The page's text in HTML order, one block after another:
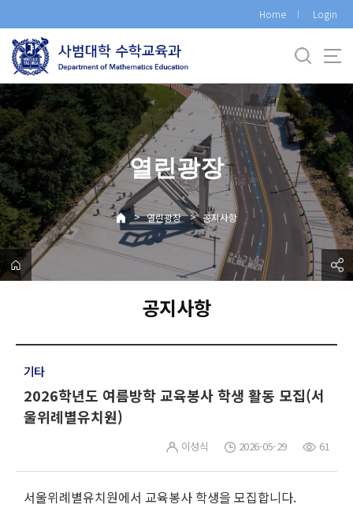
로
메
뉴
Home Login
열린광장
> 열린광장 > 공지사항
공지사항
기타
2026학년도 여름방학 교육봉사 학생 활동 모집(서
울위례별유치원)
이성식 2026-05-29 61
서울위례별유치원에서 교육봉사 학생을 모집합니다.